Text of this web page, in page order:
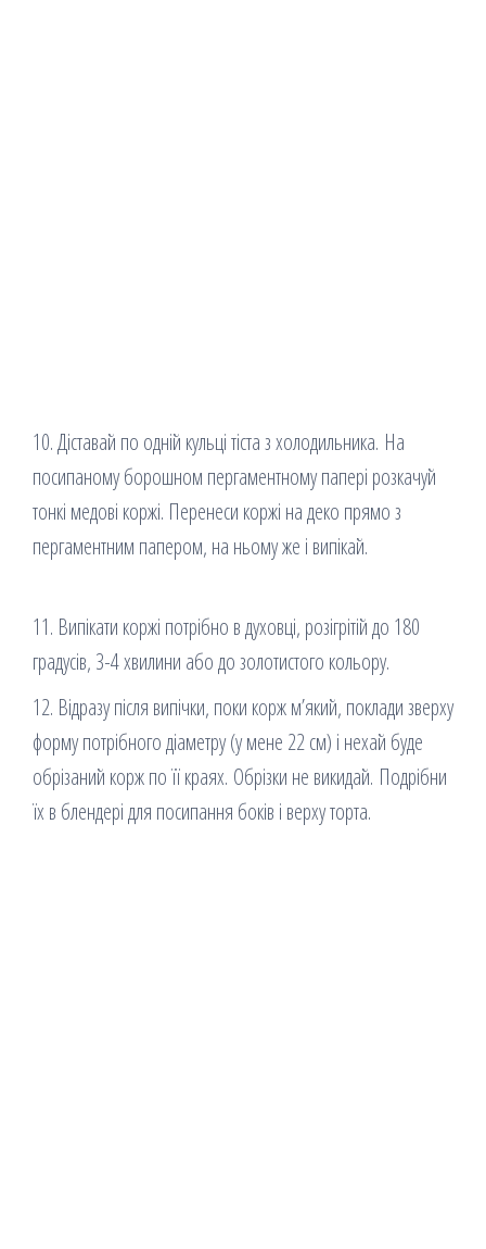
10. Діставай по одній кульці тіста з холодильника. На
посипаному борошном пергаментному папері розкачуй
тонкі медові коржі. Перенеси коржі на деко прямо з
пергаментним папером, на ньому же і випікай.
11. Випікати коржі потрібно в духовці, розігрітій до 180
градусів, 3-4 хвилини або до золотистого кольору.
12. Відразу після випічки, поки корж м’який, поклади зверху
форму потрібного діаметру (у мене 22 см) і нехай буде
обрізаний корж по її краях. Обрізки не викидай. Подрібни
їх в блендері для посипання боків і верху торта.